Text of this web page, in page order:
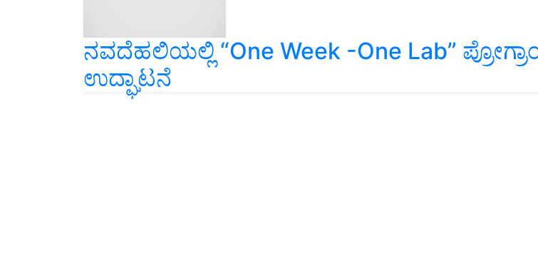
ನವದೆಹಲಿಯಲ್ಲಿ “One Week -One Lab” ಪ್ರೋಗ್ರಾಂ
ಉದ್ಘಾಟನೆ